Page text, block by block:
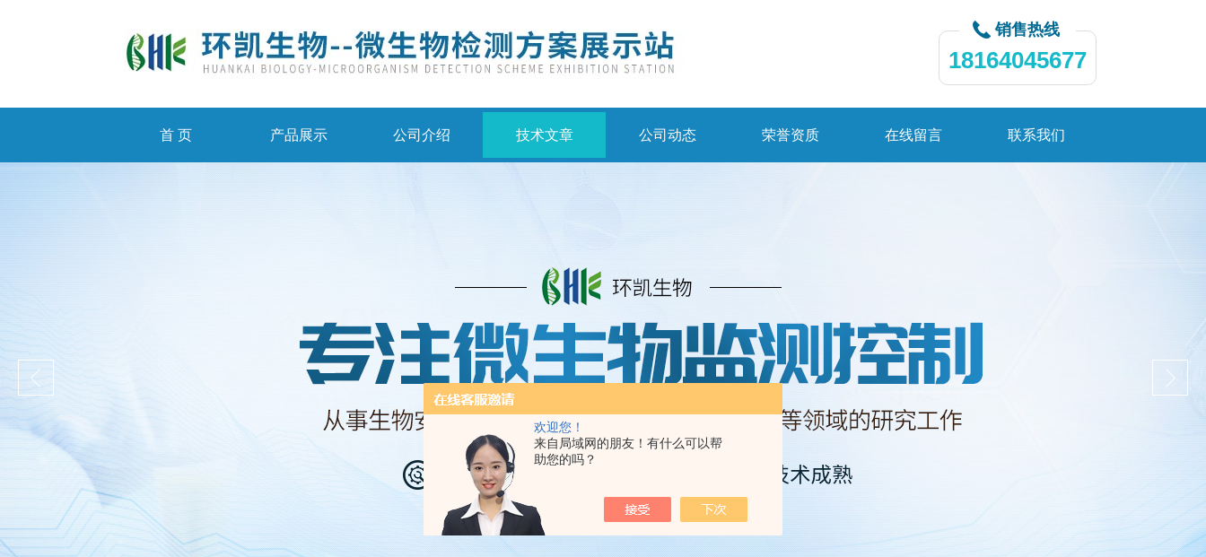
欢迎您！
来自局域网的朋友！有什么可以帮
助您的吗？
销售热线
18164045677
首 页 产品展示 公司介绍 技术文章 公司动态 荣誉资质 在线留言 联系我们